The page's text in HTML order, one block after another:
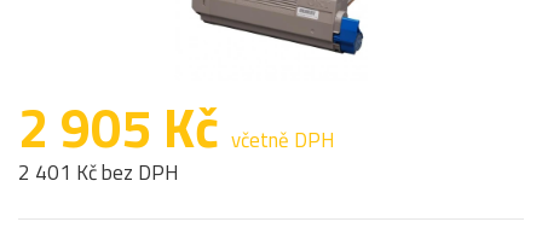
2 905 Kč včetně DPH
2 401 Kč bez DPH